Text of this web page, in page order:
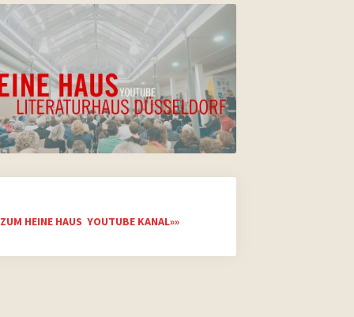
ZUM HEINE HAUS YOUTUBE KANAL»»